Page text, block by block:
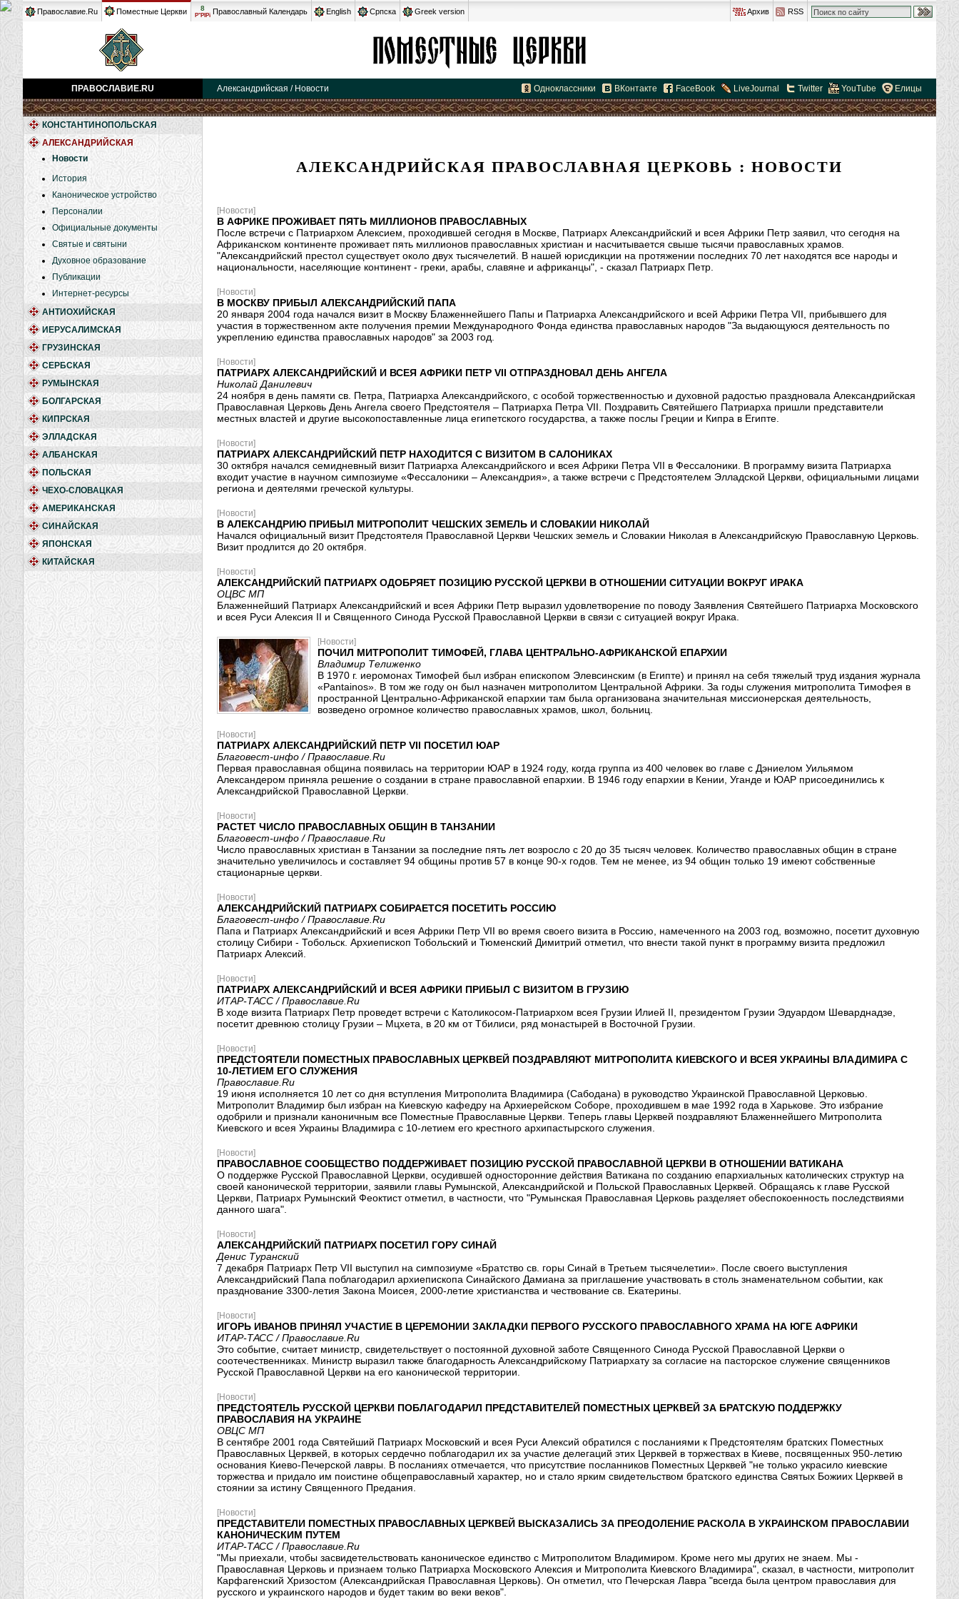
Православие.Ru Поместные Церкви 8
Р°РІРі Православный Календарь English Српска Greek version Архив RSS
ПРАВОСЛАВИЕ.RU Александрийская / Новости Одноклассники ВКонтакте FaceBook LiveJournal Twitter YouTube Елицы
КОНСТАНТИНОПОЛЬСКАЯ
АЛЕКСАНДРИЙСКАЯ
Новости
История
Каноническое устройство
Персоналии
Официальные документы
Святые и святыни
Духовное образование
Публикации
Интернет-ресурсы
АНТИОХИЙСКАЯ
ИЕРУСАЛИМСКАЯ
ГРУЗИНСКАЯ
СЕРБСКАЯ
РУМЫНСКАЯ
БОЛГАРСКАЯ
КИПРСКАЯ
ЭЛЛАДСКАЯ
АЛБАНСКАЯ
ПОЛЬСКАЯ
ЧЕХО-СЛОВАЦКАЯ
АМЕРИКАНСКАЯ
СИНАЙСКАЯ
ЯПОНСКАЯ
КИТАЙСКАЯ
АЛЕКСАНДРИЙСКАЯ ПРАВОСЛАВНАЯ ЦЕРКОВЬ : НОВОСТИ
[Новости]
В АФРИКЕ ПРОЖИВАЕТ ПЯТЬ МИЛЛИОНОВ ПРАВОСЛАВНЫХ
После встречи с Патриархом Алексием, проходившей сегодня в Москве, Патриарх Александрийский и всея Африки Петр заявил, что сегодня на
Африканском континенте проживает пять миллионов православных христиан и насчитывается свыше тысячи православных храмов.
"Александрийский престол существует около двух тысячелетий. В нашей юрисдикции на протяжении последних 70 лет находятся все народы и
национальности, населяющие континент - греки, арабы, славяне и африканцы", - сказал Патриарх Петр.
[Новости]
В МОСКВУ ПРИБЫЛ АЛЕКСАНДРИЙСКИЙ ПАПА
20 января 2004 года начался визит в Москву Блаженнейшего Папы и Патриарха Александрийского и всей Африки Петра VII, прибывшего для
участия в торжественном акте получения премии Международного Фонда единства православных народов "За выдающуюся деятельность по
укреплению единства православных народов" за 2003 год.
[Новости]
ПАТРИАРХ АЛЕКСАНДРИЙСКИЙ И ВСЕЯ АФРИКИ ПЕТР VII ОТПРАЗДНОВАЛ ДЕНЬ АНГЕЛА
Николай Данилевич
24 ноября в день памяти св. Петра, Патриарха Александрийского, с особой торжественностью и духовной радостью праздновала Александрийская
Православная Церковь День Ангела своего Предстоятеля – Патриарха Петра VII. Поздравить Святейшего Патриарха пришли представители
местных властей и другие высокопоставленные лица египетского государства, а также послы Греции и Кипра в Египте.
[Новости]
ПАТРИАРХ АЛЕКСАНДРИЙСКИЙ ПЕТР НАХОДИТСЯ С ВИЗИТОМ В САЛОНИКАХ
30 октября начался семидневный визит Патриарха Александрийского и всея Африки Петра VII в Фессалоники. В программу визита Патриарха
входит участие в научном симпозиуме «Фессалоники – Александрия», а также встречи с Предстоятелем Элладской Церкви, официальными лицами
региона и деятелями греческой культуры.
[Новости]
В АЛЕКСАНДРИЮ ПРИБЫЛ МИТРОПОЛИТ ЧЕШСКИХ ЗЕМЕЛЬ И СЛОВАКИИ НИКОЛАЙ
Начался официальный визит Предстоятеля Православной Церкви Чешских земель и Словакии Николая в Александрийскую Православную Церковь.
Визит продлится до 20 октября.
[Новости]
АЛЕКСАНДРИЙСКИЙ ПАТРИАРХ ОДОБРЯЕТ ПОЗИЦИЮ РУССКОЙ ЦЕРКВИ В ОТНОШЕНИИ СИТУАЦИИ ВОКРУГ ИРАКА
ОЦВС МП
Блаженнейший Патриарх Александрийский и всея Африки Петр выразил удовлетворение по поводу Заявления Святейшего Патриарха Московского
и всея Руси Алексия II и Священного Синода Русской Православной Церкви в связи с ситуацией вокруг Ирака.
[Новости]
ПОЧИЛ МИТРОПОЛИТ ТИМОФЕЙ, ГЛАВА ЦЕНТРАЛЬНО-АФРИКАНСКОЙ ЕПАРХИИ
Владимир Телиженко
В 1970 г. иеромонах Тимофей был избран епископом Элевсинским (в Египте) и принял на себя тяжелый труд издания журнала
«Pantainos». В том же году он был назначен митрополитом Центральной Африки. За годы служения митрополита Тимофея в
пространной Центрально-Африканской епархии там была организована значительная миссионерская деятельность,
возведено огромное количество православных храмов, школ, больниц.
[Новости]
ПАТРИАРХ АЛЕКСАНДРИЙСКИЙ ПЕТР VII ПОСЕТИЛ ЮАР
Благовест-инфо / Православие.Ru
Первая православная община появилась на территории ЮАР в 1924 году, когда группа из 400 человек во главе с Дэниелом Уильямом
Александером приняла решение о создании в стране православной епархии. В 1946 году епархии в Кении, Уганде и ЮАР присоединились к
Александрийской Православной Церкви.
[Новости]
РАСТЕТ ЧИСЛО ПРАВОСЛАВНЫХ ОБЩИН В ТАНЗАНИИ
Благовест-инфо / Православие.Ru
Число православных христиан в Танзании за последние пять лет возросло с 20 до 35 тысяч человек. Количество православных общин в стране
значительно увеличилось и составляет 94 общины против 57 в конце 90-х годов. Тем не менее, из 94 общин только 19 имеют собственные
стационарные церкви.
[Новости]
АЛЕКСАНДРИЙСКИЙ ПАТРИАРХ СОБИРАЕТСЯ ПОСЕТИТЬ РОССИЮ
Благовест-инфо / Православие.Ru
Папа и Патриарх Александрийский и всея Африки Петр VII во время своего визита в Россию, намеченного на 2003 год, возможно, посетит духовную
столицу Сибири - Тобольск. Архиепископ Тобольский и Тюменский Димитрий отметил, что внести такой пункт в программу визита предложил
Патриарх Алексий.
[Новости]
ПАТРИАРХ АЛЕКСАНДРИЙСКИЙ И ВСЕЯ АФРИКИ ПРИБЫЛ С ВИЗИТОМ В ГРУЗИЮ
ИТАР-ТАСС / Православие.Ru
В ходе визита Патриарх Петр проведет встречи с Католикосом-Патриархом всея Грузии Илией II, президентом Грузии Эдуардом Шеварднадзе,
посетит древнюю столицу Грузии – Мцхета, в 20 км от Тбилиси, ряд монастырей в Восточной Грузии.
[Новости]
ПРЕДСТОЯТЕЛИ ПОМЕСТНЫХ ПРАВОСЛАВНЫХ ЦЕРКВЕЙ ПОЗДРАВЛЯЮТ МИТРОПОЛИТА КИЕВСКОГО И ВСЕЯ УКРАИНЫ ВЛАДИМИРА С
10-ЛЕТИЕМ ЕГО СЛУЖЕНИЯ
Православие.Ru
19 июня исполняется 10 лет со дня вступления Митрополита Владимира (Сабодана) в руководство Украинской Православной Церковью.
Митрополит Владимир был избран на Киевскую кафедру на Архиерейском Соборе, проходившем в мае 1992 года в Харькове. Это избрание
одобрили и признали каноничным все Поместные Православные Церкви. Теперь главы Церквей поздравляют Блаженнейшего Митрополита
Киевского и всея Украины Владимира с 10-летием его крестного архипастырского служения.
[Новости]
ПРАВОСЛАВНОЕ СООБЩЕСТВО ПОДДЕРЖИВАЕТ ПОЗИЦИЮ РУССКОЙ ПРАВОСЛАВНОЙ ЦЕРКВИ В ОТНОШЕНИИ ВАТИКАНА
О поддержке Русской Православной Церкви, осудившей односторонние действия Ватикана по созданию епархиальных католических структур на
своей канонической территории, заявили главы Румынской, Александрийской и Польской Православных Церквей. Обращаясь к главе Русской
Церкви, Патриарх Румынский Феоктист отметил, в частности, что "Румынская Православная Церковь разделяет обеспокоенность последствиями
данного шага".
[Новости]
АЛЕКСАНДРИЙСКИЙ ПАТРИАРХ ПОСЕТИЛ ГОРУ СИНАЙ
Денис Туранский
7 декабря Патриарх Петр VII выступил на симпозиуме «Братство св. горы Синай в Третьем тысячелетии». После своего выступления
Александрийский Папа поблагодарил архиепископа Синайского Дамиана за приглашение участвовать в столь знаменательном событии, как
празднование 3300-летия Закона Моисея, 2000-летие христианства и чествование св. Екатерины.
[Новости]
ИГОРЬ ИВАНОВ ПРИНЯЛ УЧАСТИЕ В ЦЕРЕМОНИИ ЗАКЛАДКИ ПЕРВОГО РУССКОГО ПРАВОСЛАВНОГО ХРАМА НА ЮГЕ АФРИКИ
ИТАР-ТАСС / Православие.Ru
Это событие, считает министр, свидетельствует о постоянной духовной заботе Священного Синода Русской Православной Церкви о
соотечественниках. Министр выразил также благодарность Александрийскому Патриархату за согласие на пасторское служение священников
Русской Православной Церкви на его канонической территории.
[Новости]
ПРЕДСТОЯТЕЛЬ РУССКОЙ ЦЕРКВИ ПОБЛАГОДАРИЛ ПРЕДСТАВИТЕЛЕЙ ПОМЕСТНЫХ ЦЕРКВЕЙ ЗА БРАТСКУЮ ПОДДЕРЖКУ
ПРАВОСЛАВИЯ НА УКРАИНЕ
ОВЦС МП
В сентябре 2001 года Святейший Патриарх Московский и всея Руси Алексий обратился с посланиями к Предстоятелям братских Поместных
Православных Церквей, в которых сердечно поблагодарил их за участие делегаций этих Церквей в торжествах в Киеве, посвященных 950-летию
основания Киево-Печерской лавры. В посланиях отмечается, что присутствие посланников Поместных Церквей "не только украсило киевские
торжества и придало им поистине общеправославный характер, но и стало ярким свидетельством братского единства Святых Божиих Церквей в
стоянии за истину Священного Предания.
[Новости]
ПРЕДСТАВИТЕЛИ ПОМЕСТНЫХ ПРАВОСЛАВНЫХ ЦЕРКВЕЙ ВЫСКАЗАЛИСЬ ЗА ПРЕОДОЛЕНИЕ РАСКОЛА В УКРАИНСКОМ ПРАВОСЛАВИИ
КАНОНИЧЕСКИМ ПУТЕМ
ИТАР-ТАСС / Православие.Ru
"Мы приехали, чтобы засвидетельствовать каноническое единство с Митрополитом Владимиром. Кроме него мы других не знаем. Мы -
Православная Церковь и признаем только Патриарха Московского Алексия и Митрополита Киевского Владимира", сказал, в частности, митрополит
Карфагенский Хризостом (Александрийская Православная Церковь). Он отметил, что Печерская Лавра "всегда была центром православия для
русского и украинского народов и будет таким во веки веков".